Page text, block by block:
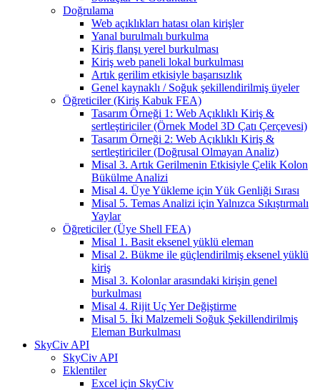
Doğrulama
Web açıklıkları hatası olan kirişler
Yanal burulmalı burkulma
Kiriş flanşı yerel burkulması
Kiriş web paneli lokal burkulması
Artık gerilim etkisiyle başarısızlık
Genel kaynaklı / Soğuk şekillendirilmiş üyeler
Öğreticiler (Kiriş Kabuk FEA)
Tasarım Örneği 1: Web Açıklıklı Kiriş &
sertleştiriciler (Örnek Model 3D Çatı Çerçevesi)
Tasarım Örneği 2: Web Açıklıklı Kiriş &
sertleştiriciler (Doğrusal Olmayan Analiz)
Misal 3. Artık Gerilmenin Etkisiyle Çelik Kolon
Bükülme Analizi
Misal 4. Üye Yükleme için Yük Genliği Sırası
Misal 5. Temas Analizi için Yalnızca Sıkıştırmalı
Yaylar
Öğreticiler (Üye Shell FEA)
Misal 1. Basit eksenel yüklü eleman
Misal 2. Bükme ile güçlendirilmiş eksenel yüklü
kiriş
Misal 3. Kolonlar arasındaki kirişin genel
burkulması
Misal 4. Rijit Uç Yer Değiştirme
Misal 5. İki Malzemeli Soğuk Şekillendirilmiş
Eleman Burkulması
SkyCiv API
SkyCiv API
Eklentiler
Excel için SkyCiv